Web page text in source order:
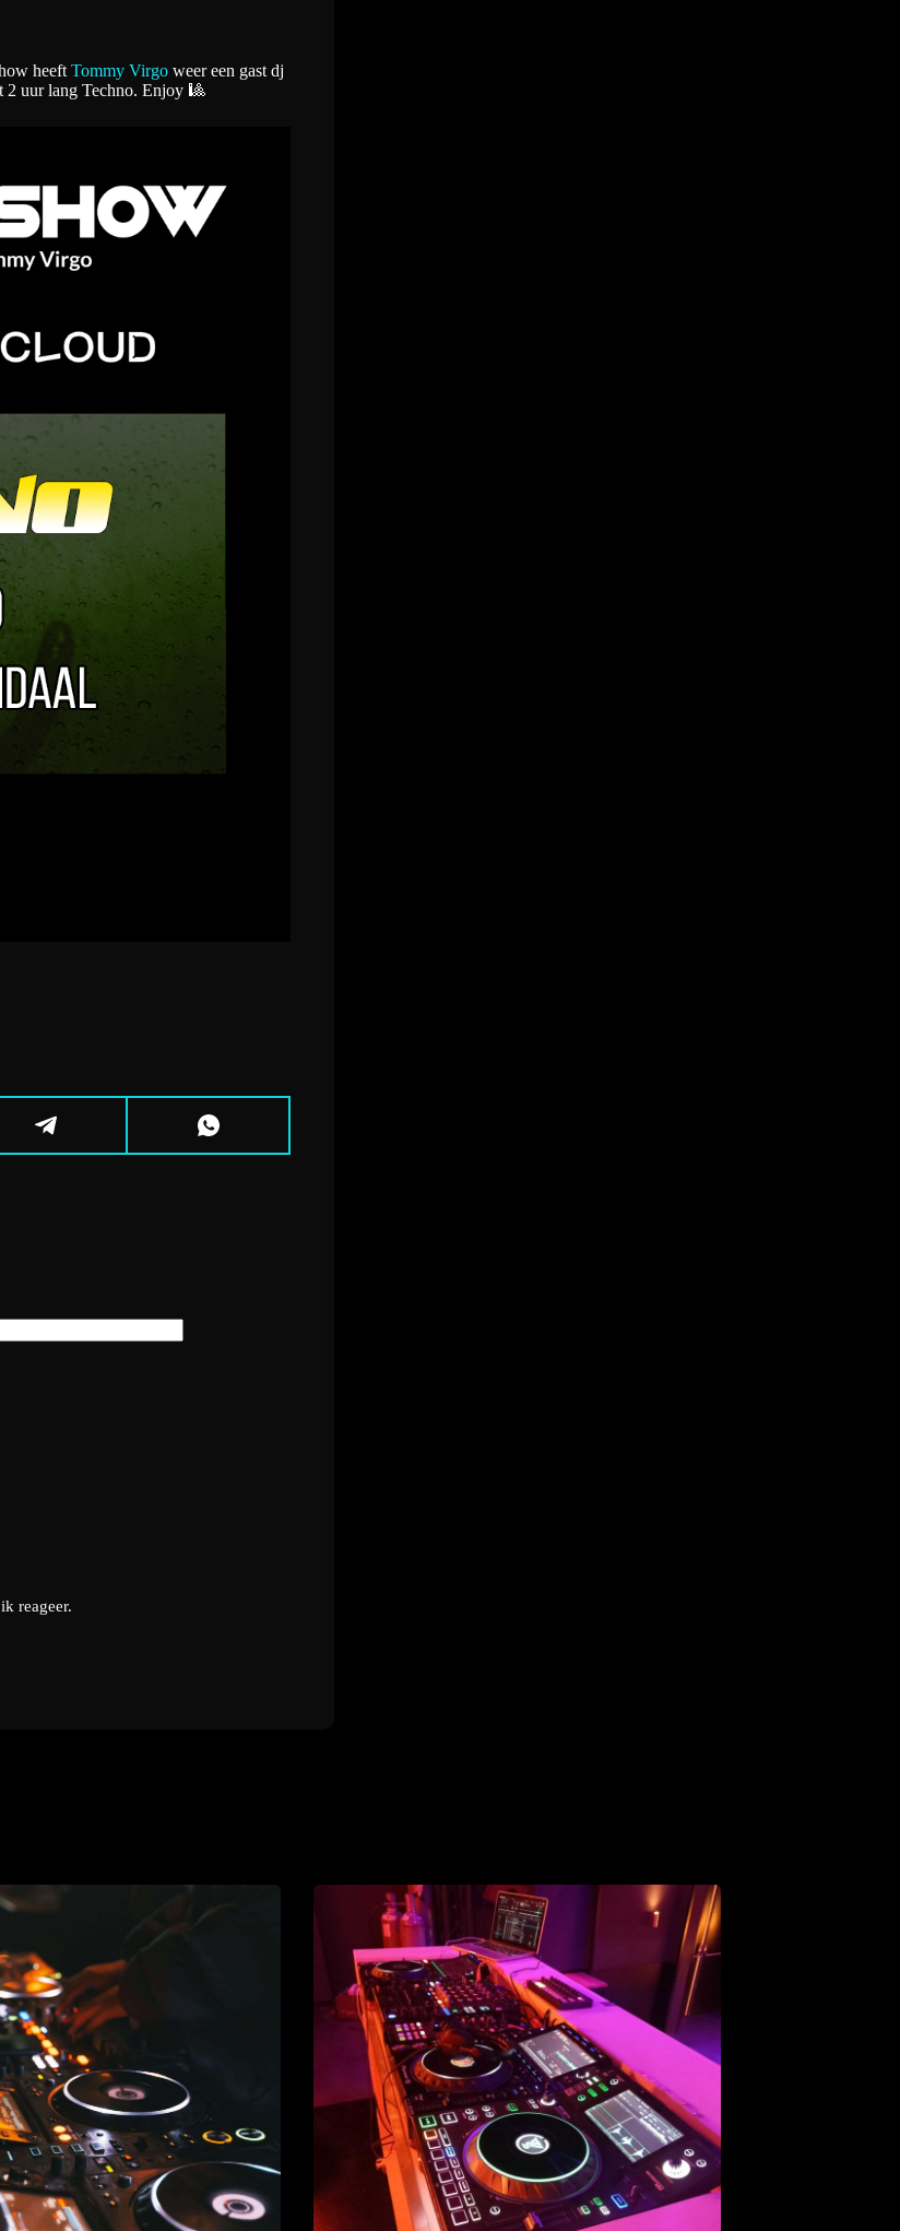
heeft Tommy Virgo weer een gast dj
2 uur lang Techno. Enjoy 🎱
reageer.